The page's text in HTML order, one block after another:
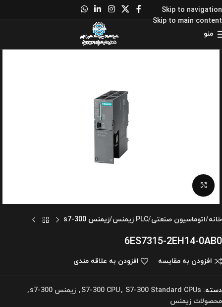
Skip to navigation
Skip to main content
منو
برای بزرگنمایی کلیک کنید
خانه اتوماسیون صنعتی PLC زیمنس زیمنس s7-300
6ES7315-2EH14-0AB0
افزودن به مقایسه افزودن به علاقه مندی
دسته: S7-300 CPU, S7-300 Standard CPUs
, زیمنس s7-300
,
محصولات زیمنس